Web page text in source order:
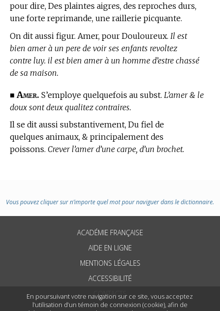
En poursuivant votre navigation sur ce site, vous acceptez
l’utilisation d’un témoin de connexion (cookie), afin de
pour dire, Des plaintes aigres, des reproches durs,
une forte reprimande, une raillerie picquante.
On dit aussi figur. Amer, pour Douloureux. Il est
bien amer à un pere de voir ses enfants revoltez
contre luy. il est bien amer à un homme d’estre chassé
de sa maison.
■ Amer. S’employe quelquefois au subst. L’amer & le
doux sont deux qualitez contraires.
Il se dit aussi substantivement, Du fiel de
quelques animaux, & principalement des
poissons. Crever l’amer d’une carpe, d’un brochet.
Vous pouvez cliquer sur n’importe quel mot pour naviguer dans le dictionnaire.
ACADÉMIE FRANÇAISE
AIDE EN LIGNE
MENTIONS LÉGALES
ACCESSIBILITÉ
CONTACTS